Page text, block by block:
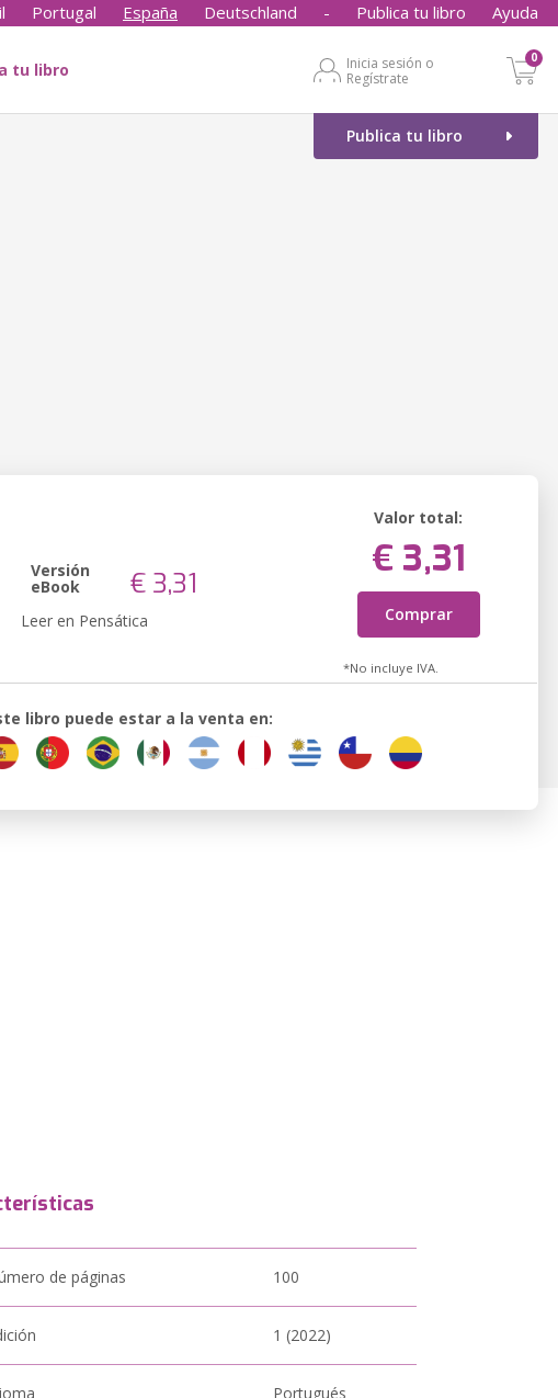
Portugal España Deutschland - Publica tu libro Ayuda
tu libro
Inicia sesión o
Regístrate
0
Publica tu libro
Versión
eBook € 3,31
Leer en Pensática
Valor total:
€ 3,31
Comprar
*No incluye IVA.
libro puede estar a la venta en:
de páginas 100
1 (2022)
Portugués